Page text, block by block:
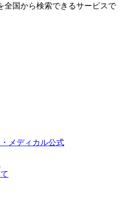
全国から検索できるサービスで
メディカル公式